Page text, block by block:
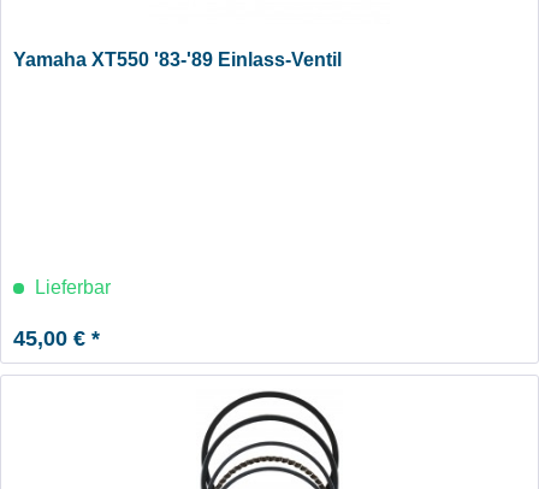
Yamaha XT550 '83-'89 Einlass-Ventil
Lieferbar
45,00 € *